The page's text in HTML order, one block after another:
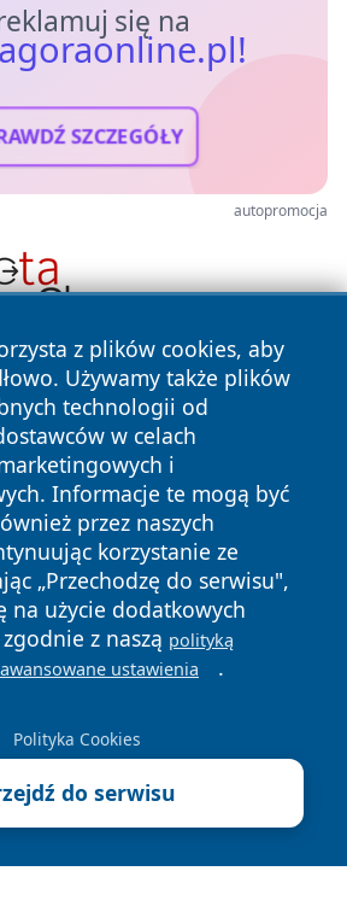
się na
SZCZEGÓŁY
autopromocja
z plików cookies, aby
Używamy także plików
technologii od
w celach
i
Informacje te mogą być
przez naszych
korzystanie ze
„Przechodzę do serwisu",
na użycie dodatkowych
z naszą polityką
ustawienia .
Polityka Cookies
do serwisu
Wszystkie prawa
Prywatności
Polityka
Cookies